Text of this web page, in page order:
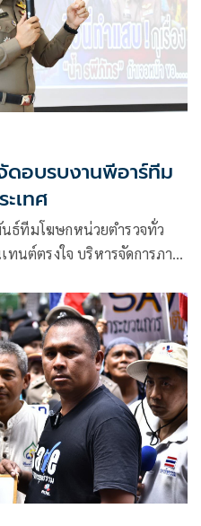
ดอบรบงานพีอาร์ทีม
เทศ
ธ์ทีมโฆษกหน่วยตำรวจทั่ว
นต์ตรงใจ บริหารจัดการภาวะ